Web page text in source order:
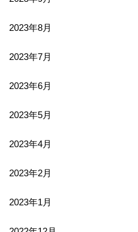
2023年8月
2023年7月
2023年6月
2023年5月
2023年4月
2023年2月
2023年1月